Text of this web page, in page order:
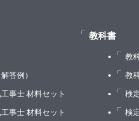
保－
答例）
事士 材料セット
事士 材料セット
教科書
教
教
検
検